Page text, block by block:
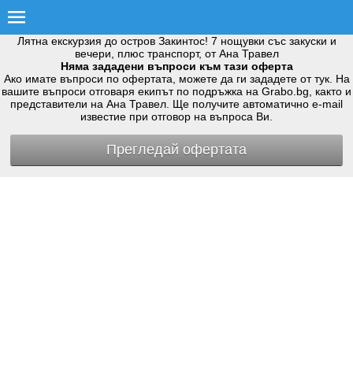
Лятна екскурзия до остров Закинтос! 7 нощувки със закуски и
вечери, плюс транспорт, от Ана Травел
Няма зададени въпроси към тази оферта
Ако имате въпроси по офертата, можете да ги зададете от тук. На
вашите въпроси отговаря екипът по подръжка на Grabo.bg, както и
представители на Ана Травел. Ще получите автоматично e-mail
известие при отговор на въпроса Ви.
Прегледай офертата